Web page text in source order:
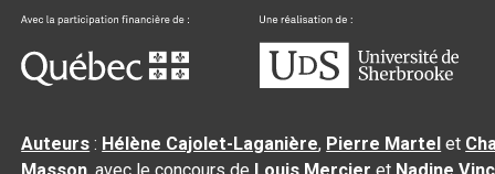
Auteurs : Hélène Cajolet-Laganière, Pierre Martel et